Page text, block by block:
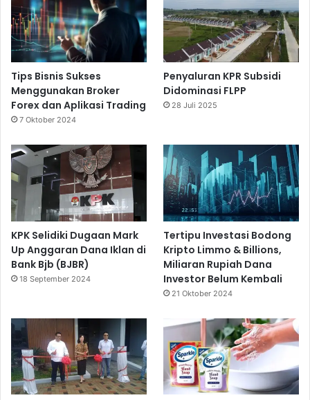
Tips Bisnis Sukses
Menggunakan Broker
Forex dan Aplikasi Trading
7 Oktober 2024
Penyaluran KPR Subsidi
Didominasi FLPP
28 Juli 2025
KPK Selidiki Dugaan Mark
Up Anggaran Dana Iklan di
Bank Bjb (BJBR)
18 September 2024
Tertipu Investasi Bodong
Kripto Limmo & Billions,
Miliaran Rupiah Dana
Investor Belum Kembali
21 Oktober 2024